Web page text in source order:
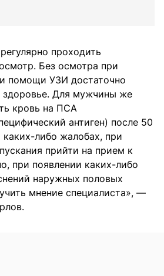
проходить
Без осмотра при
помощи УЗИ достаточно
здоровье. Для мужчины же
кровь на ПСА
антиген) после 50
каких-либо жалобах, при
прийти на прием к
при появлении каких-либо
наружных половых
мнение специалиста», —